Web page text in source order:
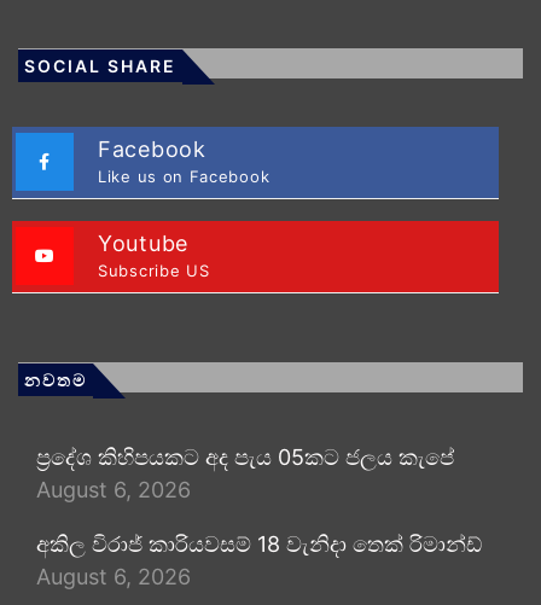
SOCIAL SHARE
Facebook
Like us on Facebook
Youtube
Subscribe US
නවතම
ප්‍රදේශ කිහිපයකට අද පැය 05කට ජලය කැපේ
August 6, 2026
අකිල විරාජ් කාරියවසම් 18 වැනිදා තෙක් රිමාන්ඩ්
August 6, 2026